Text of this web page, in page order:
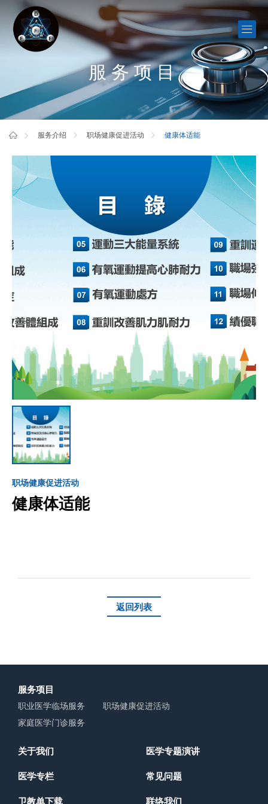
服务项目
服务介绍 职场健康促进活动 健康体适能
职场健康促进活动
健康体适能
返回列表
服务项目
职业医学临场服务
职场健康促进活动
家庭医学门诊服务
关于我们 医学专题演讲
医学专栏 常见问题
卫教单下载 联络我们